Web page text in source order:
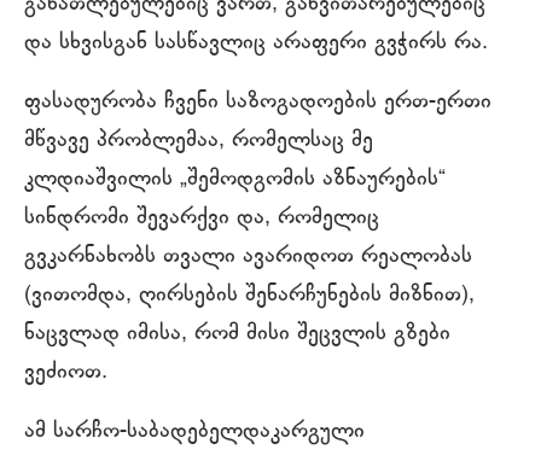
და სხვისგან სასწავლიც არაფერი გვჭირს რა.
ფასადურობა ჩვენი საზოგადოების ერთ-ერთი
მწვავე პრობლემაა, რომელსაც მე
კლდიაშვილის „შემოდგომის აზნაურების“
სინდრომი შევარქვი და, რომელიც
გვკარნახობს თვალი ავარიდოთ რეალობას
(ვითომდა, ღირსების შენარჩუნების მიზნით),
ნაცვლად იმისა, რომ მისი შეცვლის გზები
ვეძიოთ.
ამ სარჩო-საბადებელდაკარგული